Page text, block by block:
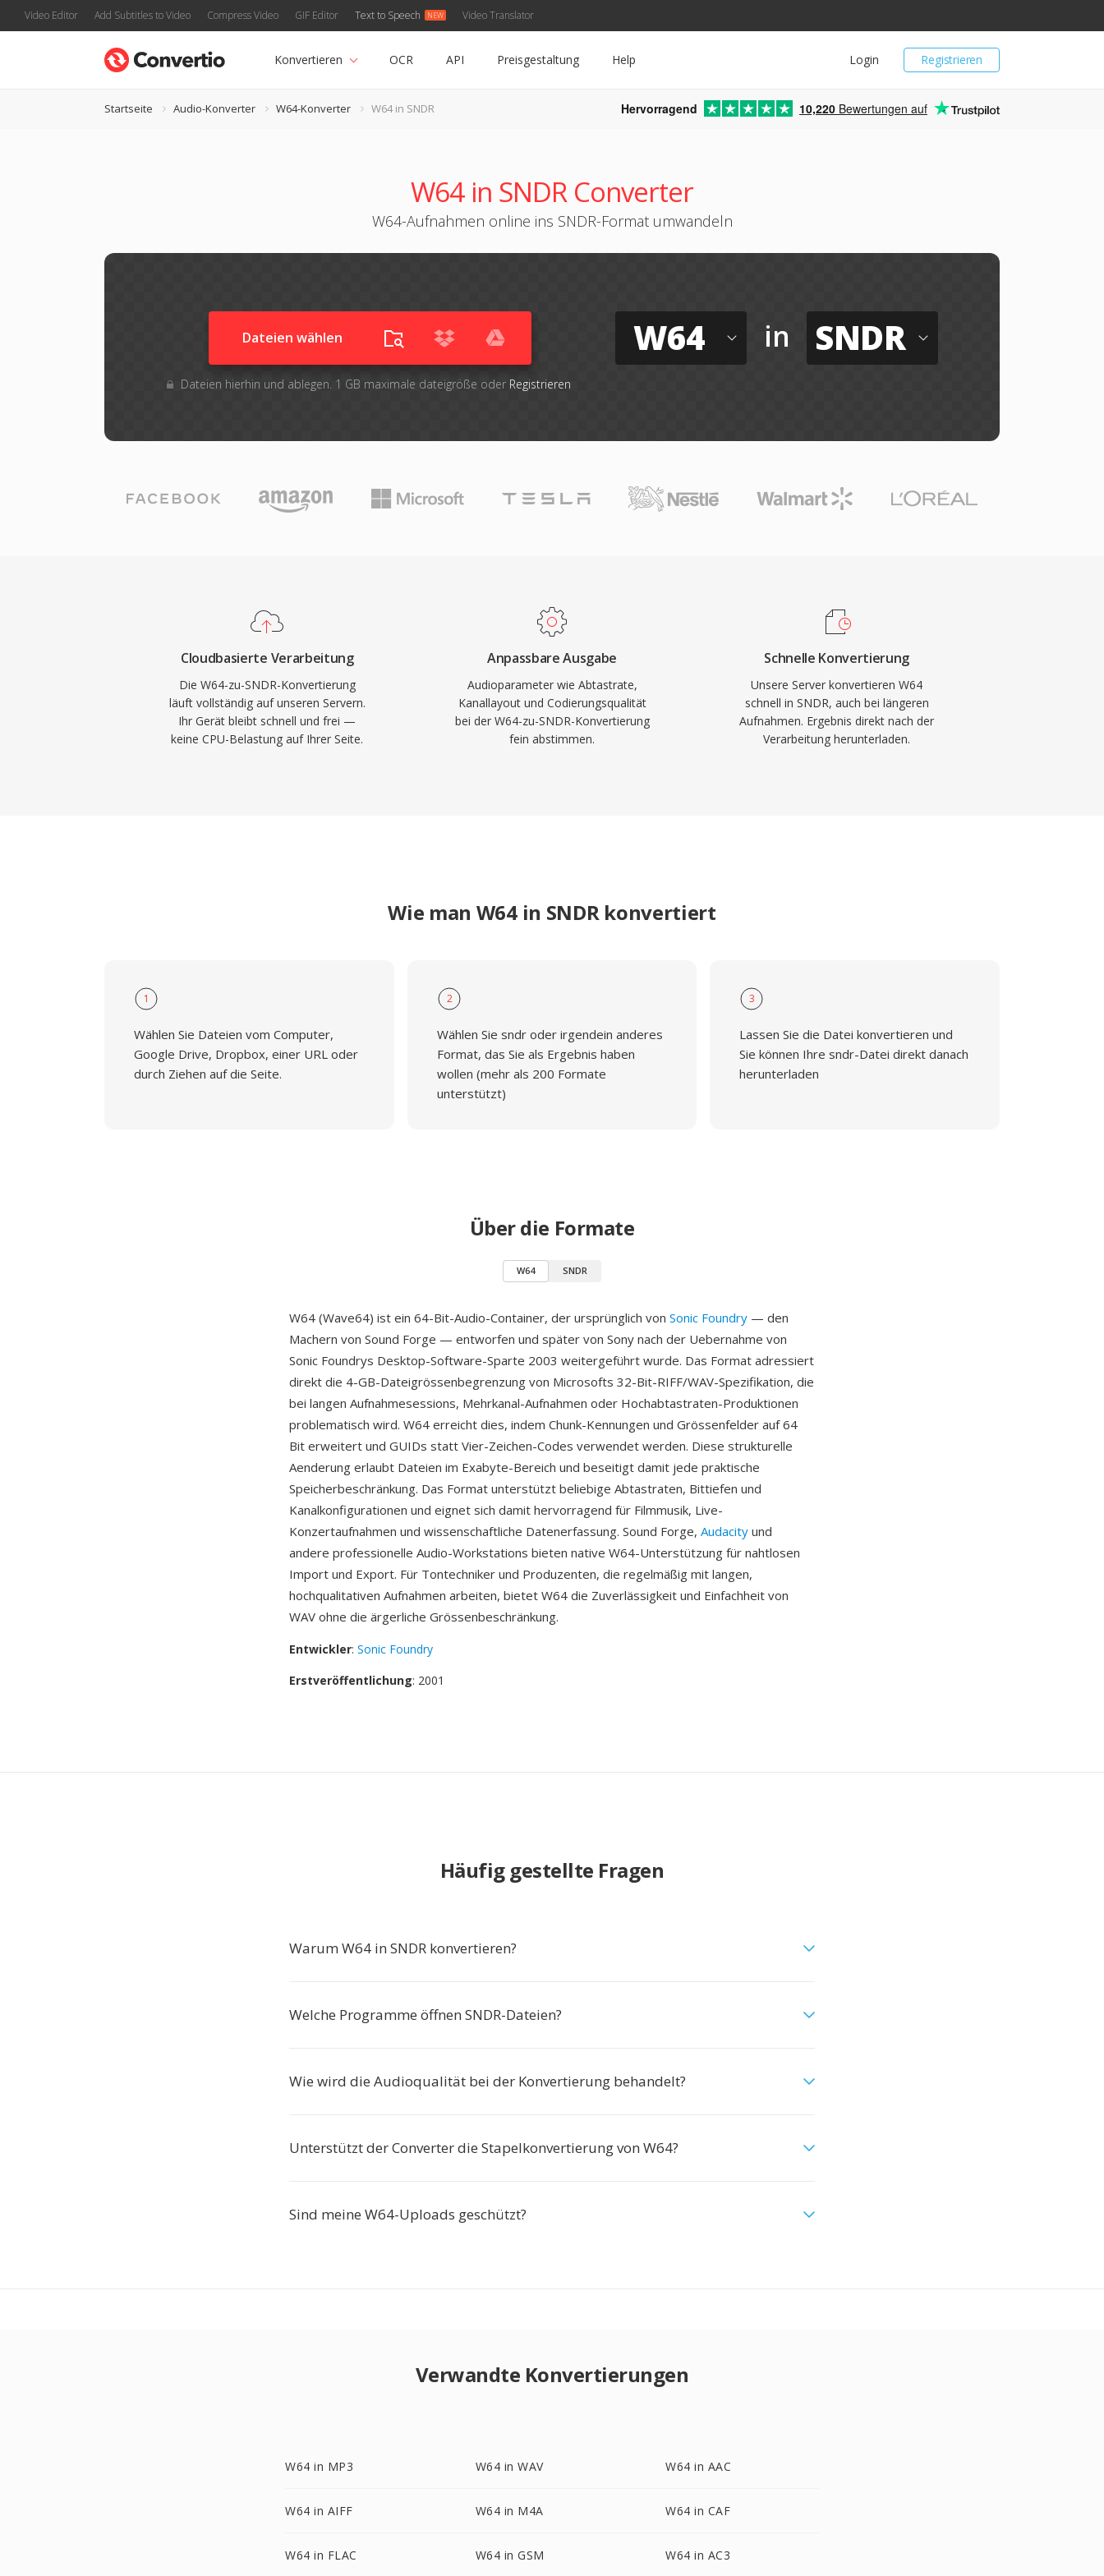
Video Editor Add Subtitles to Video Compress Video GIF Editor Text to Speech Video Translator
Registrieren
Login
Konvertieren OCR API Preisgestaltung Help
Startseite Audio-Konverter W64-Konverter W64 in SNDR Hervorragend 10,220 Bewertungen auf
W64 in SNDR Converter
W64-Aufnahmen online ins SNDR-Format umwandeln
Dateien wählen
Dateien hierhin und ablegen. 1 GB maximale dateigröße oder Registrieren
W64 in SNDR
Cloudbasierte Verarbeitung
Die W64-zu-SNDR-Konvertierung
läuft vollständig auf unseren Servern.
Ihr Gerät bleibt schnell und frei —
keine CPU-Belastung auf Ihrer Seite.
Anpassbare Ausgabe
Audioparameter wie Abtastrate,
Kanallayout und Codierungsqualität
bei der W64-zu-SNDR-Konvertierung
fein abstimmen.
Schnelle Konvertierung
Unsere Server konvertieren W64
schnell in SNDR, auch bei längeren
Aufnahmen. Ergebnis direkt nach der
Verarbeitung herunterladen.
Wie man W64 in SNDR konvertiert
1
Wählen Sie Dateien vom Computer,
Google Drive, Dropbox, einer URL oder
durch Ziehen auf die Seite.
2
Wählen Sie sndr oder irgendein anderes
Format, das Sie als Ergebnis haben
wollen (mehr als 200 Formate
unterstützt)
3
Lassen Sie die Datei konvertieren und
Sie können Ihre sndr-Datei direkt danach
herunterladen
Über die Formate
W64 SNDR
W64 (Wave64) ist ein 64-Bit-Audio-Container, der ursprünglich von Sonic Foundry — den
Machern von Sound Forge — entworfen und später von Sony nach der Uebernahme von
Sonic Foundrys Desktop-Software-Sparte 2003 weitergeführt wurde. Das Format adressiert
direkt die 4-GB-Dateigrössenbegrenzung von Microsofts 32-Bit-RIFF/WAV-Spezifikation, die
bei langen Aufnahmesessions, Mehrkanal-Aufnahmen oder Hochabtastraten-Produktionen
problematisch wird. W64 erreicht dies, indem Chunk-Kennungen und Grössenfelder auf 64
Bit erweitert und GUIDs statt Vier-Zeichen-Codes verwendet werden. Diese strukturelle
Aenderung erlaubt Dateien im Exabyte-Bereich und beseitigt damit jede praktische
Speicherbeschränkung. Das Format unterstützt beliebige Abtastraten, Bittiefen und
Kanalkonfigurationen und eignet sich damit hervorragend für Filmmusik, Live-
Konzertaufnahmen und wissenschaftliche Datenerfassung. Sound Forge, Audacity und
andere professionelle Audio-Workstations bieten native W64-Unterstützung für nahtlosen
Import und Export. Für Tontechniker und Produzenten, die regelmäßig mit langen,
hochqualitativen Aufnahmen arbeiten, bietet W64 die Zuverlässigkeit und Einfachheit von
WAV ohne die ärgerliche Grössenbeschränkung.
Entwickler: Sonic Foundry
Erstveröffentlichung: 2001
Häufig gestellte Fragen
Warum W64 in SNDR konvertieren?
Welche Programme öffnen SNDR-Dateien?
Wie wird die Audioqualität bei der Konvertierung behandelt?
Unterstützt der Converter die Stapelkonvertierung von W64?
Sind meine W64-Uploads geschützt?
Verwandte Konvertierungen
W64 in MP3 W64 in WAV W64 in AAC
W64 in AIFF W64 in M4A W64 in CAF
W64 in FLAC W64 in GSM W64 in AC3